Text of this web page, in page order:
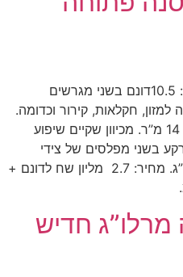
למכירה מגרש בבית קמה, שטח: 10.5דונם בשני מגרשים
למזון, חקלאות, קירור וכדומה.
ניתן לבנות כ-8,400 מ”ר בגובה 14 מ”ר. מכיוון שקיים שיפוע
בשני מפלסים של צידי
המגרש , כ-4,200 מ”ר כל מרלו”ג. מחיר: 2.7 מליון שח לדונם +
חדיש